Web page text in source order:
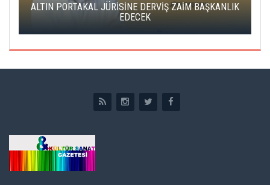
ALTIN PORTAKAL JÜRİSİNE DERVİŞ ZAİM BAŞKANLIK
EDECEK